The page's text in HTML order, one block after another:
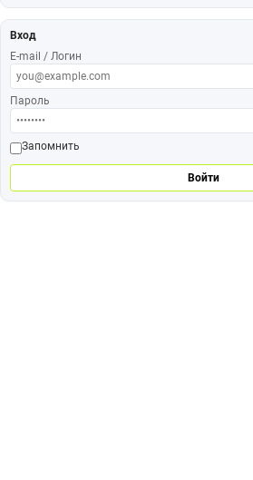
Вход
E-mail / Логин
Пароль
Запомнить
Войти